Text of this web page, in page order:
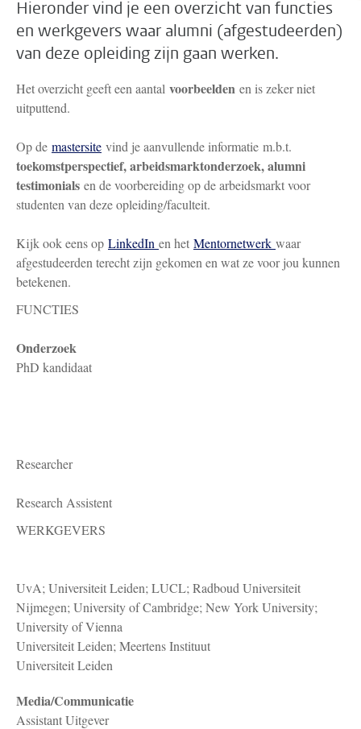
Hieronder vind je een overzicht van functies
en werkgevers waar alumni (afgestudeerden)
van deze opleiding zijn gaan werken.
Het overzicht geeft een aantal voorbeelden en is zeker niet
uitputtend.
Op de mastersite vind je aanvullende informatie m.b.t.
toekomstperspectief, arbeidsmarktonderzoek, alumni
testimonials en de voorbereiding op de arbeidsmarkt voor
studenten van deze opleiding/faculteit.
Kijk ook eens op LinkedIn en het Mentornetwerk waar
afgestudeerden terecht zijn gekomen en wat ze voor jou kunnen
betekenen.
FUNCTIES
Onderzoek
PhD kandidaat
Researcher
Research Assistent
WERKGEVERS
UvA; Universiteit Leiden; LUCL; Radboud Universiteit
Nijmegen; University of Cambridge; New York University;
University of Vienna
Universiteit Leiden; Meertens Instituut
Universiteit Leiden
Media/Communicatie
Assistant Uitgever